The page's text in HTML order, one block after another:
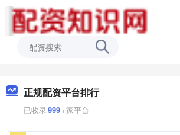
正规配资平台排行
已收录999+家平台